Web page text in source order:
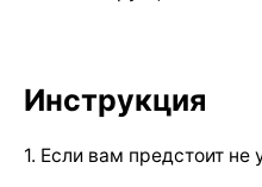
Инструкция
1. Если вам предстоит не